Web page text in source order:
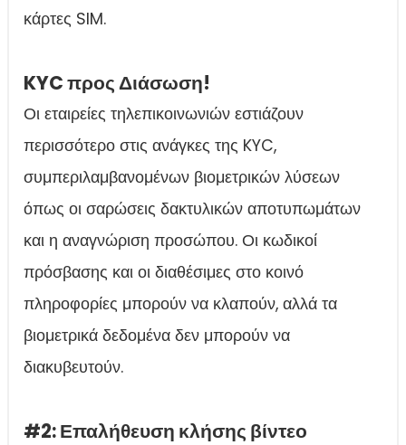
κάρτες SIM.
KYC προς Διάσωση!
Οι εταιρείες τηλεπικοινωνιών εστιάζουν
περισσότερο στις ανάγκες της KYC,
συμπεριλαμβανομένων βιομετρικών λύσεων
όπως οι σαρώσεις δακτυλικών αποτυπωμάτων
και η αναγνώριση προσώπου. Οι κωδικοί
πρόσβασης και οι διαθέσιμες στο κοινό
πληροφορίες μπορούν να κλαπούν, αλλά τα
βιομετρικά δεδομένα δεν μπορούν να
διακυβευτούν.
#2: Επαλήθευση κλήσης βίντεο